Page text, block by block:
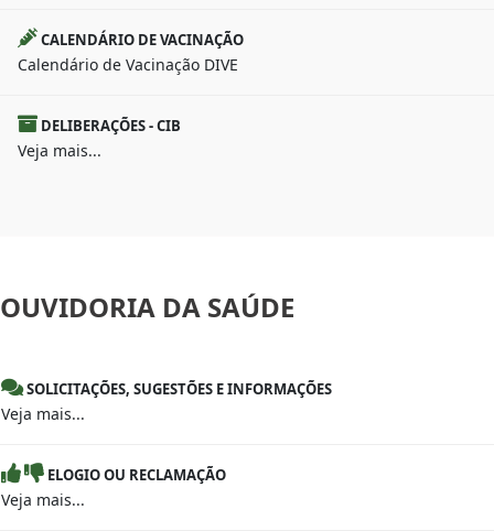
CALENDÁRIO DE VACINAÇÃO
Calendário de Vacinação DIVE
DELIBERAÇÕES - CIB
Veja mais...
OUVIDORIA DA SAÚDE
SOLICITAÇÕES, SUGESTÕES E INFORMAÇÕES
Veja mais...
ELOGIO OU RECLAMAÇÃO
Veja mais...